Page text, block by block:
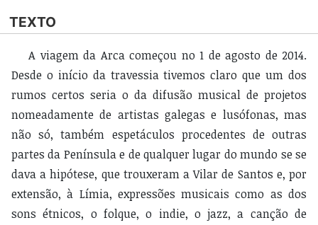
TEXTO
A viagem da Arca começou no 1 de agosto de 2014.
Desde o início da travessia tivemos claro que um dos
rumos certos seria o da difusão musical de projetos
nomeadamente de artistas galegas e lusófonas, mas
não só, também espetáculos procedentes de outras
partes da Península e de qualquer lugar do mundo se se
dava a hipótese, que trouxeram a Vilar de Santos e, por
extensão, à Límia, expressões musicais como as dos
sons étnicos, o folque, o indie, o jazz, a canção de